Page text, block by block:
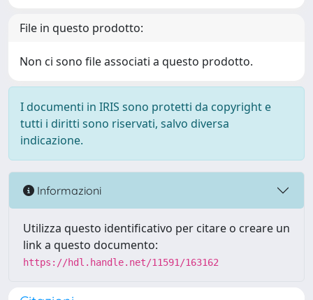
File in questo prodotto:
Non ci sono file associati a questo prodotto.
I documenti in IRIS sono protetti da copyright e
tutti i diritti sono riservati, salvo diversa
indicazione.
Informazioni
Utilizza questo identificativo per citare o creare un
link a questo documento:
https://hdl.handle.net/11591/163162